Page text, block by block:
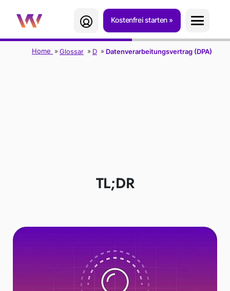
Kostenfrei starten
Home Glossar D Datenverarbeitungsvertrag (DPA)
TL;DR